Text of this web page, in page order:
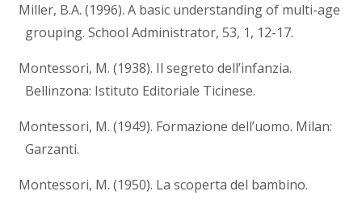
Miller, B.A. (1996). A basic understanding of multi-age
grouping. School Administrator, 53, 1, 12-17.
Montessori, M. (1938). Il segreto dell’infanzia.
Bellinzona: Istituto Editoriale Ticinese.
Montessori, M. (1949). Formazione dell’uomo. Milan:
Garzanti.
Montessori, M. (1950). La scoperta del bambino.